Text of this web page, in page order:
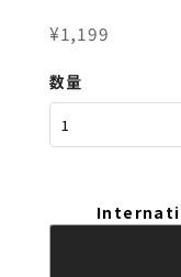
¥1,199
数量